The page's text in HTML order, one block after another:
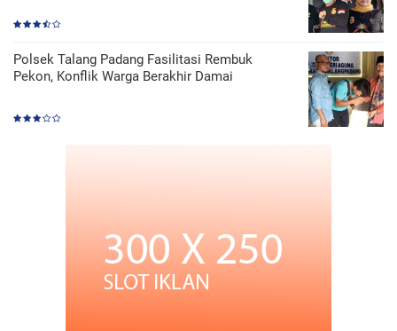
Polsek Talang Padang Fasilitasi Rembuk
Pekon, Konflik Warga Berakhir Damai